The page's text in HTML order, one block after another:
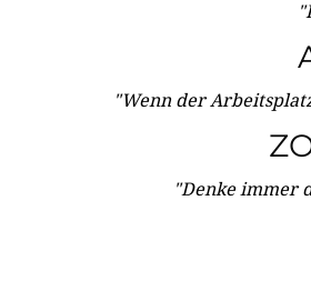
"Wenn der
"Denke immer